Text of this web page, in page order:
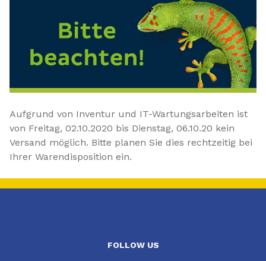
Aufgrund von Inventur und IT-Wartungsarbeiten ist
von Freitag, 02.10.2020 bis Dienstag, 06.10.20 kein
Versand möglich. Bitte planen Sie dies rechtzeitig bei
Ihrer Warendisposition ein.
FOLLOW US